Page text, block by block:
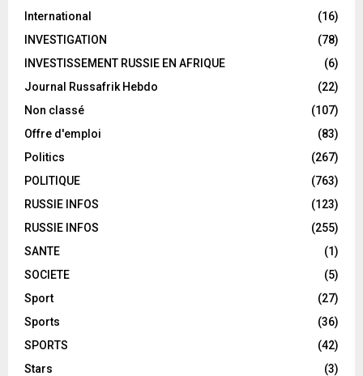
International
(16)
INVESTIGATION
(78)
INVESTISSEMENT RUSSIE EN AFRIQUE
(6)
Journal Russafrik Hebdo
(22)
Non classé
(107)
Offre d'emploi
(83)
Politics
(267)
POLITIQUE
(763)
RUSSIE INFOS
(123)
RUSSIE INFOS
(255)
SANTE
(1)
SOCIETE
(5)
Sport
(27)
Sports
(36)
SPORTS
(42)
Stars
(3)